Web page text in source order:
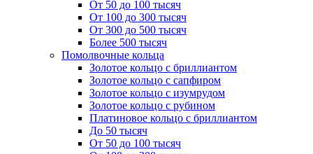
От 50 до 100 тысяч
От 100 до 300 тысяч
От 300 до 500 тысяч
Более 500 тысяч
Помолвочные кольца
Золотое кольцо с бриллиантом
Золотое кольцо с сапфиром
Золотое кольцо с изумрудом
Золотое кольцо с рубином
Платиновое кольцо с бриллиантом
До 50 тысяч
От 50 до 100 тысяч